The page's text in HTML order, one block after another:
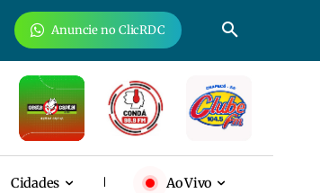
Anuncie no ClicRDC
Cidades Ao Vivo